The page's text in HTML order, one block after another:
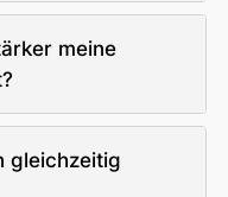
meine
gleichzeitig